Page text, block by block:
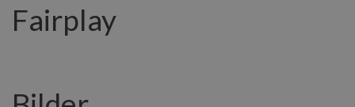
Fairplay